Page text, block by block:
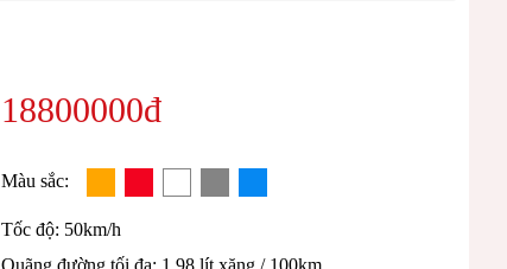
18800000đ
Màu sắc:
Tốc độ: 50km/h
Quãng đường tối đa: 1,98 lít xăng / 100km